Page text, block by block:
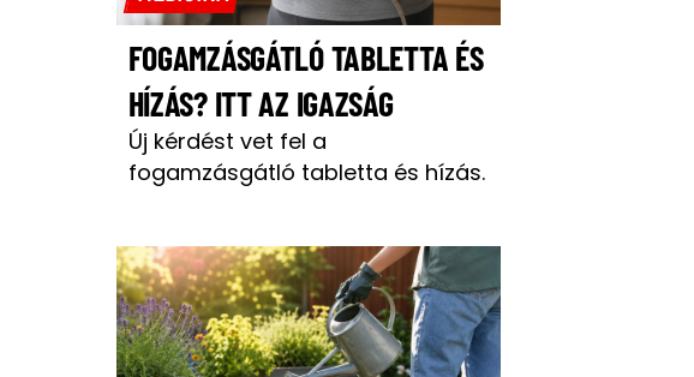
FOGAMZÁSGÁTLÓ TABLETTA ÉS
HÍZÁS? ITT AZ IGAZSÁG
Új kérdést vet fel a
fogamzásgátló tabletta és hízás.